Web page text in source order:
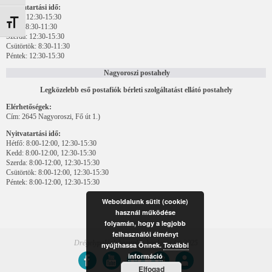
Betűméret váltása
Nyitvatartási idő:
Hétfő: 12:30-15:30
Kedd: 8:30-11:30
Szerda: 12:30-15:30
Csütörtök: 8:30-11:30
Péntek: 12:30-15:30
Nagyoroszi postahely
Legközelebb eső postafiók bérleti szolgáltatást ellátó postahely
Elérhetőségek:
Cím: 2645 Nagyoroszi, Fő út 1.)
Nyitvatartási idő:
Hétfő: 8:00-12:00, 12:30-15:30
Kedd: 8:00-12:00, 12:30-15:30
Szerda: 8:00-12:00, 12:30-15:30
Csütörtök: 8:00-12:00, 12:30-15:30
Péntek: 8:00-12:00, 12:30-15:30
Drégelypalánk hivatalos honlapja (c) 2025
Weboldalunk sütit (cookie)
használ működése
folyamán, hogy a legjobb
felhasználói élményt
nyújthassa Önnek. További
információ
Elfogad